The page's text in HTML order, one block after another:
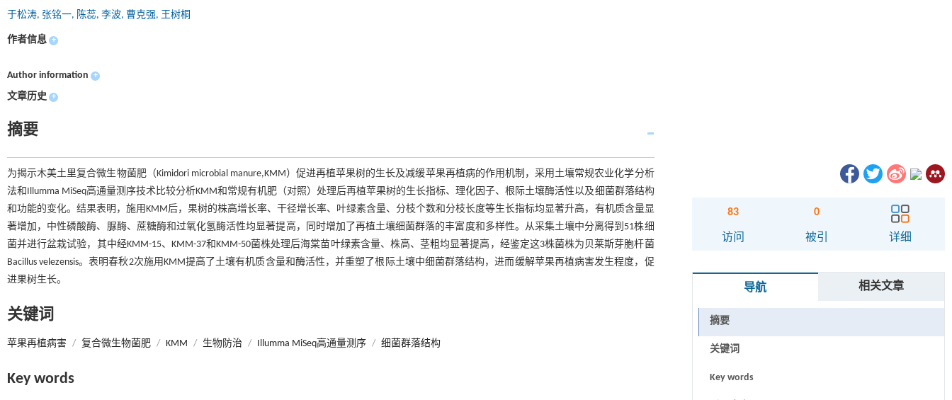
于松涛, 张铭一, 陈蕊, 李波, 曹克强, 王树桐
作者信息 +
Author information +
文章历史 +
摘要
为揭示木美土里复合微生物菌肥（Kimidori microbial manure,KMM）促进再植苹果树的生长及减缓苹果再植病的作用机制，采用土壤常规农业化学分析
法和Illumma MiSeq高通量测序技术比较分析KMM和常规有机肥（对照）处理后再植苹果树的生长指标、理化因子、根际土壤酶活性以及细菌群落结构
和功能的变化。结果表明，施用KMM后，果树的株高增长率、干径增长率、叶绿素含量、分枝个数和分枝长度等生长指标均显著升高，有机质含量显
著增加，中性磷酸酶、脲酶、蔗糖酶和过氧化氢酶活性均显著提高，同时增加了再植土壤细菌群落的丰富度和多样性。从采集土壤中分离得到51株细
菌并进行盆栽试验，其中经KMM-15、KMM-37和KMM-50菌株处理后海棠苗叶绿素含量、株高、茎粗均显著提高，经鉴定这3株菌株为贝莱斯芽胞杆菌
Bacillus velezensis。表明春秋2次施用KMM提高了土壤有机质含量和酶活性，并重塑了根际土壤中细菌群落结构，进而缓解苹果再植病害发生程度，促
进果树生长。
关键词
苹果再植病害 / 复合微生物菌肥 / KMM / 生物防治 / Illumma MiSeq高通量测序 / 细菌群落结构
Key words
83
访问
0
被引 详细
导航 相关文章
摘要
关键词
Key words